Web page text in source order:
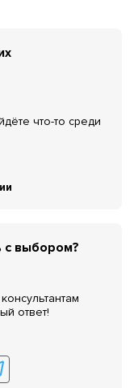
что-то среди
с выбором?
ответ!